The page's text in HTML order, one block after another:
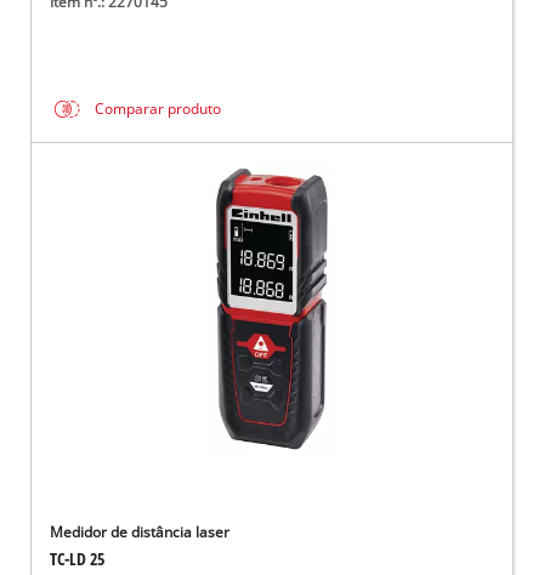
Comparar produto
Medidor de distância laser
TC-LD 25